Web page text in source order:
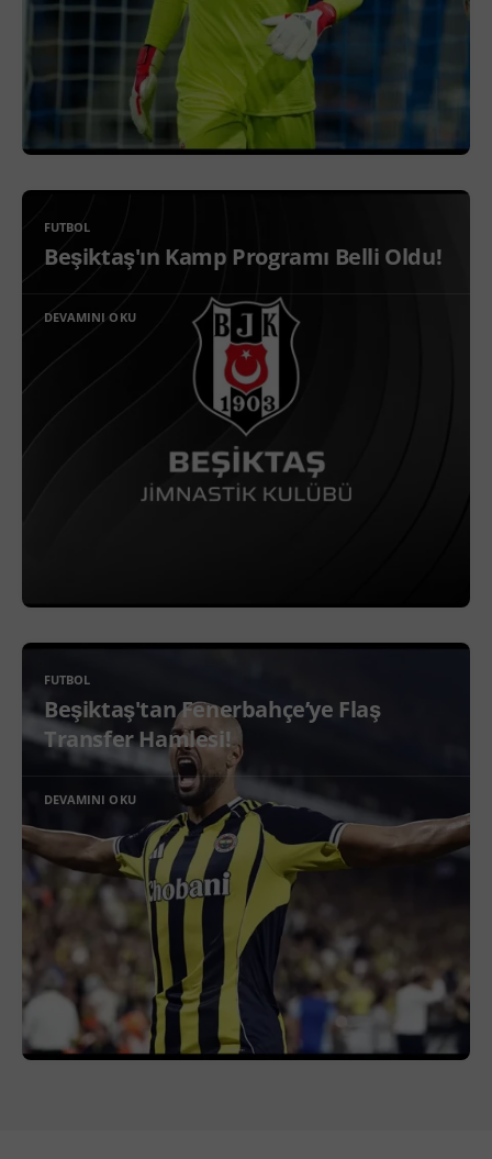
FUTBOL
Beşiktaş'ın Kamp Programı Belli Oldu!
DEVAMINI OKU
FUTBOL
Beşiktaş'tan Fenerbahçe’ye Flaş
Transfer Hamlesi!
DEVAMINI OKU